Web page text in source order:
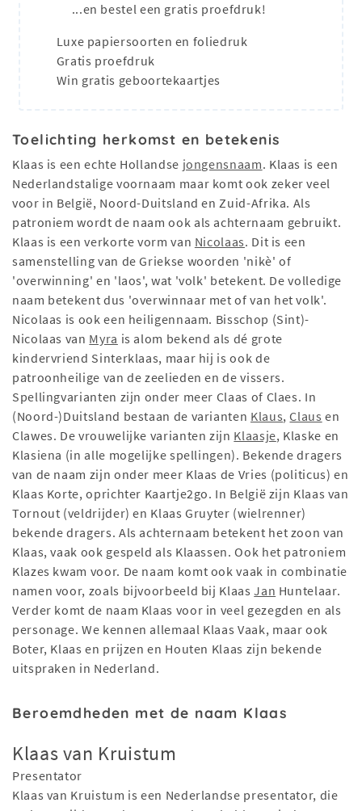
...en bestel een gratis proefdruk!
Luxe papiersoorten en foliedruk
Gratis proefdruk
Win gratis geboortekaartjes
Toelichting herkomst en betekenis
Klaas is een echte Hollandse jongensnaam. Klaas is een
Nederlandstalige voornaam maar komt ook zeker veel
voor in België, Noord-Duitsland en Zuid-Afrika. Als
patroniem wordt de naam ook als achternaam gebruikt.
Klaas is een verkorte vorm van Nicolaas. Dit is een
samenstelling van de Griekse woorden 'nikè' of
'overwinning' en 'laos', wat 'volk' betekent. De volledige
naam betekent dus 'overwinnaar met of van het volk'.
Nicolaas is ook een heiligennaam. Bisschop (Sint)-
Nicolaas van Myra is alom bekend als dé grote
kindervriend Sinterklaas, maar hij is ook de
patroonheilige van de zeelieden en de vissers.
Spellingvarianten zijn onder meer Claas of Claes. In
(Noord-)Duitsland bestaan de varianten Klaus,Claus en
Clawes. De vrouwelijke varianten zijn Klaasje, Klaske en
Klasiena (in alle mogelijke spellingen). Bekende dragers
van de naam zijn onder meer Klaas de Vries (politicus) en
Klaas Korte, oprichter Kaartje2go. In België zijn Klaas van
Tornout (veldrijder) en Klaas Gruyter (wielrenner)
bekende dragers. Als achternaam betekent het zoon van
Klaas, vaak ook gespeld als Klaassen. Ook het patroniem
Klazes kwam voor. De naam komt ook vaak in combinatie
namen voor, zoals bijvoorbeeld bij KlaasJan Huntelaar.
Verder komt de naam Klaas voor in veel gezegden en als
personage. We kennen allemaal Klaas Vaak, maar ook
Boter, Klaas en prijzen en Houten Klaas zijn bekende
uitspraken in Nederland.
Beroemdheden met de naam Klaas
Klaas van Kruistum
Presentator
Klaas van Kruistum is een Nederlandse presentator, die